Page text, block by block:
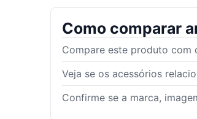
Como comparar
Compare este produto com
Veja se os acessórios
Confirme se a marca,